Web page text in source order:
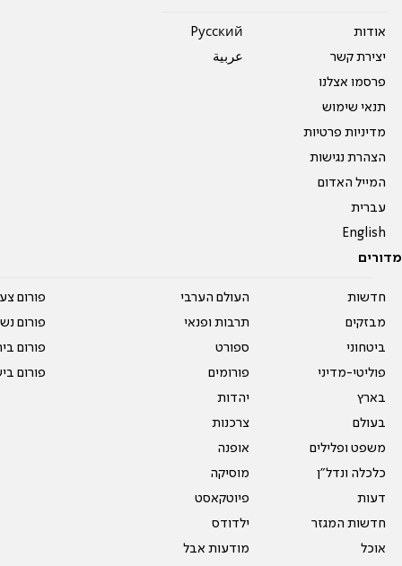
אודות
יצירת קשר
פרסמו אצלנו
תנאי שימוש
מדיניות פרטיות
הצהרת נגישות
המייל האדום
עברית
English
Pусский
عربية
מדורים
חדשות
מבזקים
ביטחוני
פוליטי-מדיני
בארץ
בעולם
משפט ופלילים
כלכלה ונדל"ן
דעות
חדשות המגזר
אוכל
העולם הערבי
תרבות ופנאי
ספורט
פורומים
יהדות
צרכנות
אופנה
מוסיקה
פיוטקאסט
ילדודס
מודעות אבל
פורום
פורום
פורום
פורום